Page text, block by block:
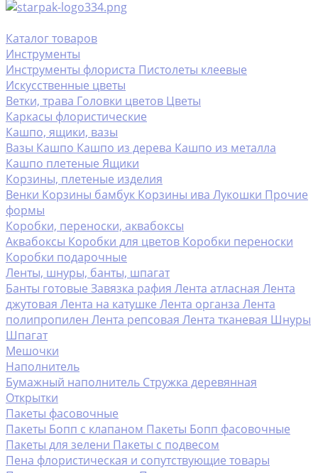
Каталог товаров
Инструменты
Инструменты флориста Пистолеты клеевые
Искусственные цветы
Ветки, трава Головки цветов Цветы
Каркасы флористические
Кашпо, ящики, вазы
Вазы Кашпо Кашпо из дерева Кашпо из металла
Кашпо плетеные Ящики
Корзины, плетеные изделия
Венки Корзины бамбук Корзины ива Лукошки Прочие
формы
Коробки, переноски, аквабоксы
Аквабоксы Коробки для цветов Коробки переноски
Коробки подарочные
Ленты, шнуры, банты, шпагат
Банты готовые Завязка рафия Лента атласная Лента
джутовая Лента на катушке Лента органза Лента
полипропилен Лента репсовая Лента тканевая Шнуры
Шпагат
Мешочки
Наполнитель
Бумажный наполнитель Стружка деревянная
Открытки
Пакеты фасовочные
Пакеты Бопп с клапаном Пакеты Бопп фасовочные
Пакеты для зелени Пакеты с подвесом
Пена флористическая и сопутствующие товары